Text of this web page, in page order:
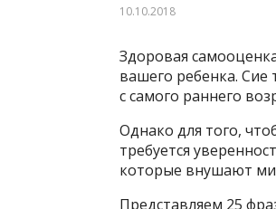
10.10.2018
Здоровая
вашего ребенка.
с самого раннего
Однако для того,
требуется
которые внушают
Представляем 25